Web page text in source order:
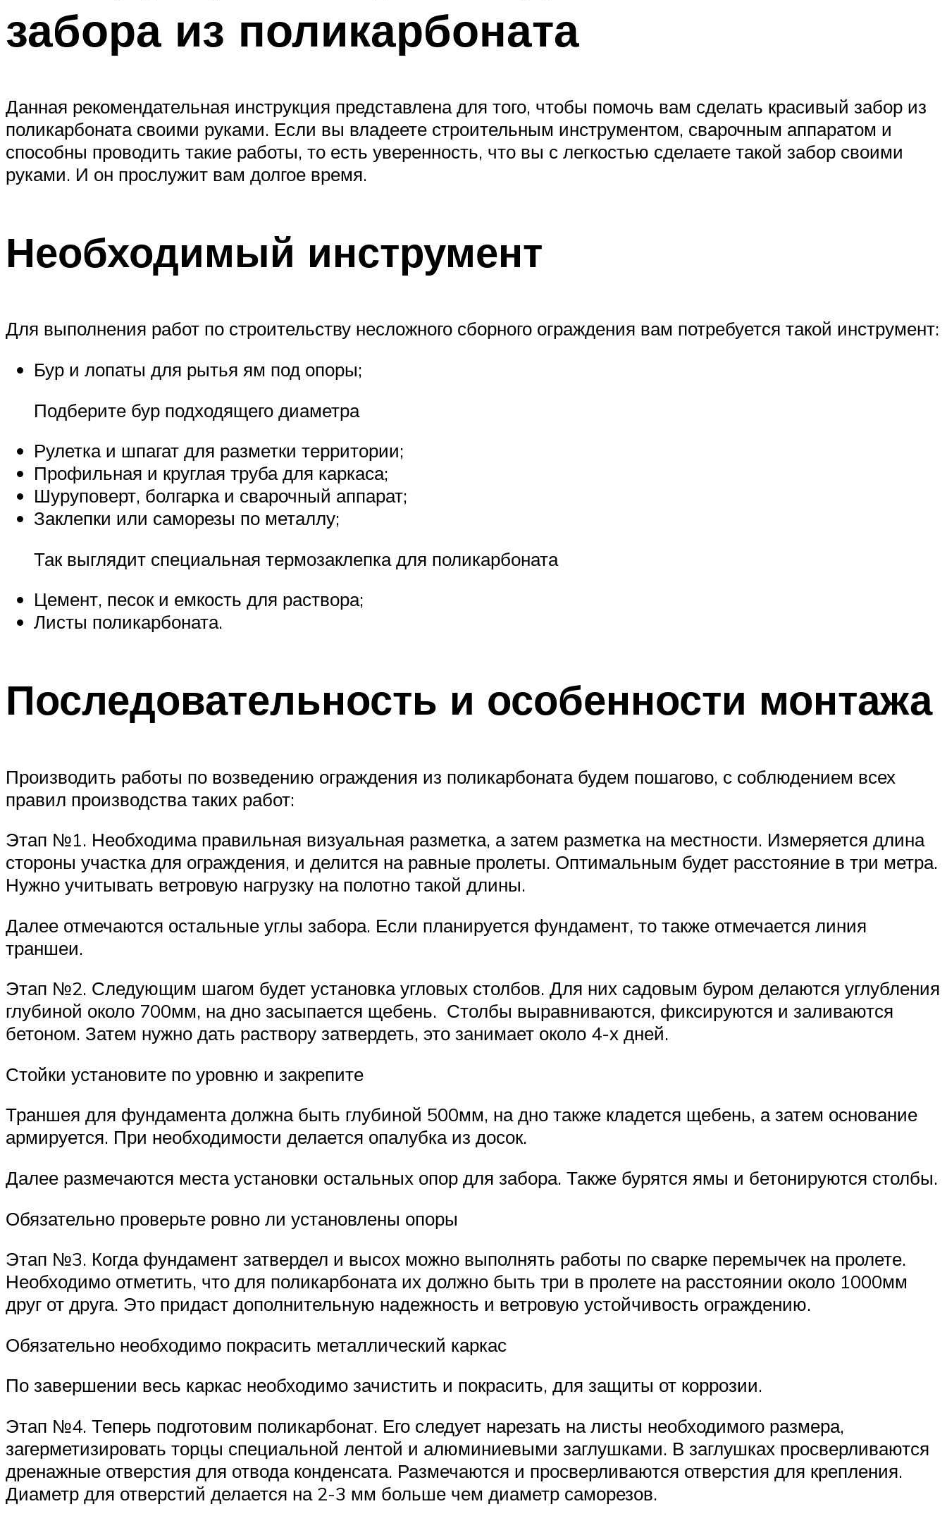
забора из поликарбоната
Данная рекомендательная инструкция представлена для того, чтобы помочь вам сделать красивый забор из
поликарбоната своими руками. Если вы владеете строительным инструментом, сварочным аппаратом и
способны проводить такие работы, то есть уверенность, что вы с легкостью сделаете такой забор своими
руками. И он прослужит вам долгое время.
Необходимый инструмент
Для выполнения работ по строительству несложного сборного ограждения вам потребуется такой инструмент:
Бур и лопаты для рытья ям под опоры;
Подберите бур подходящего диаметра
Рулетка и шпагат для разметки территории;
Профильная и круглая труба для каркаса;
Шуруповерт, болгарка и сварочный аппарат;
Заклепки или саморезы по металлу;
Так выглядит специальная термозаклепка для поликарбоната
Цемент, песок и емкость для раствора;
Листы поликарбоната.
Последовательность и особенности монтажа
Производить работы по возведению ограждения из поликарбоната будем пошагово, с соблюдением всех
правил производства таких работ:
Этап №1. Необходима правильная визуальная разметка, а затем разметка на местности. Измеряется длина
стороны участка для ограждения, и делится на равные пролеты. Оптимальным будет расстояние в три метра.
Нужно учитывать ветровую нагрузку на полотно такой длины.
Далее отмечаются остальные углы забора. Если планируется фундамент, то также отмечается линия
траншеи.
Этап №2. Следующим шагом будет установка угловых столбов. Для них садовым буром делаются углубления
глубиной около 700мм, на дно засыпается щебень. Столбы выравниваются, фиксируются и заливаются
бетоном. Затем нужно дать раствору затвердеть, это занимает около 4-х дней.
Стойки установите по уровню и закрепите
Траншея для фундамента должна быть глубиной 500мм, на дно также кладется щебень, а затем основание
армируется. При необходимости делается опалубка из досок.
Далее размечаются места установки остальных опор для забора. Также бурятся ямы и бетонируются столбы.
Обязательно проверьте ровно ли установлены опоры
Этап №3. Когда фундамент затвердел и высох можно выполнять работы по сварке перемычек на пролете.
Необходимо отметить, что для поликарбоната их должно быть три в пролете на расстоянии около 1000мм
друг от друга. Это придаст дополнительную надежность и ветровую устойчивость ограждению.
Обязательно необходимо покрасить металлический каркас
По завершении весь каркас необходимо зачистить и покрасить, для защиты от коррозии.
Этап №4. Теперь подготовим поликарбонат. Его следует нарезать на листы необходимого размера,
загерметизировать торцы специальной лентой и алюминиевыми заглушками. В заглушках просверливаются
дренажные отверстия для отвода конденсата. Размечаются и просверливаются отверстия для крепления.
Диаметр для отверстий делается на 2-3 мм больше чем диаметр саморезов.